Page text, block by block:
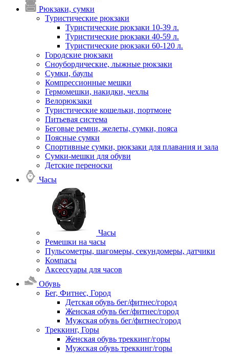
Рюкзаки, сумки
Туристические рюкзаки
Туристические рюкзаки 10-39 л.
Туристические рюкзаки 40-59 л.
Туристические рюкзаки 60-120 л.
Городские рюкзаки
Сноубордические, лыжные рюкзаки
Сумки, баулы
Компрессионные мешки
Гермомешки, накидки, чехлы
Велорюкзаки
Туристические кошельки, портмоне
Питьевая система
Беговые ремни, желеты, сумки, пояса
Поясные сумки
Спортивные сумки, рюкзаки для плавания и зала
Сумки-мешки для обуви
Детские переноски
Часы
Часы
Ремешки на часы
Пульсометры, шагомеры, секундомеры, датчики
Компасы
Аксессуары для часов
Обувь
Бег, Фитнес, Город
Детская обувь бег/фитнес/город
Женская обувь бег/фитнес/город
Мужская обувь бег/фитнес/город
Треккинг, Горы
Женская обувь треккинг/горы
Мужская обувь треккинг/горы